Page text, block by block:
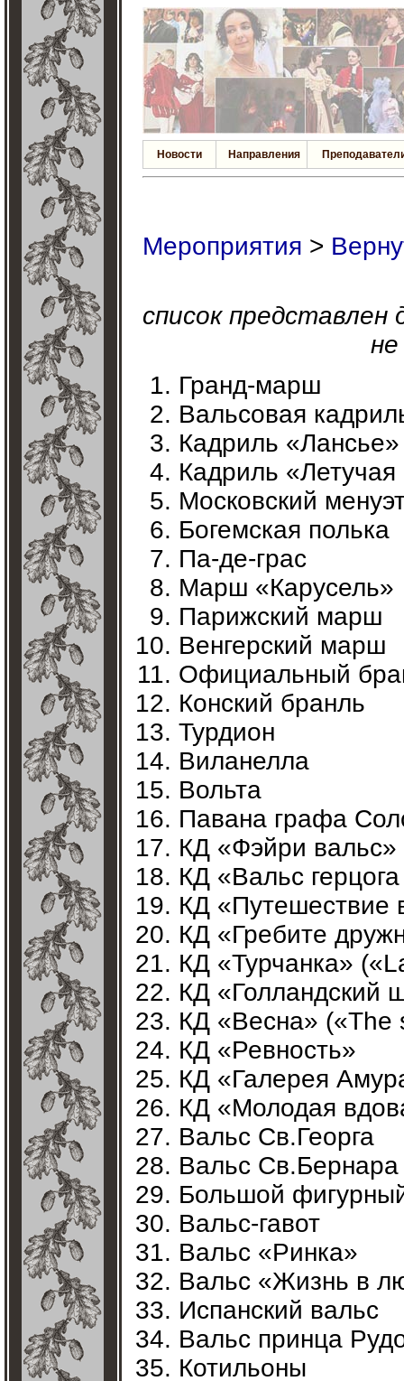
Новости Направления
Мероприятия >
список представлен
Гранд-марш
Вальсовая
Кадриль
Кадриль
Московский
Богемская полька
Па-де-граc
Марш «Карусель»
Парижский марш
Венгерский марш
Официальный
Конский бранль
Турдион
Виланелла
Вольта
Павана графа
КД «Фэйри вальс»
КД «Вальс герцога
КД «Путешествие
КД «Гребите
КД «Турчанка»
КД «Голландский
КД «Весна» («The
КД «Ревность»
КД «Галерея
КД «Молодая
Вальс Св.Георга
Вальс Св.Бернара
Большой
Вальс-гавот
Вальс «Ринка»
Вальс «Жизнь в
Испанский вальс
Вальс принца
Котильоны